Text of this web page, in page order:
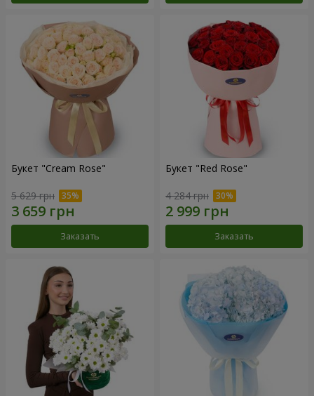
Букет "Cream Rose"
5 629 грн
Заказать
Букет "Red Rose"
4 284 грн
Заказать